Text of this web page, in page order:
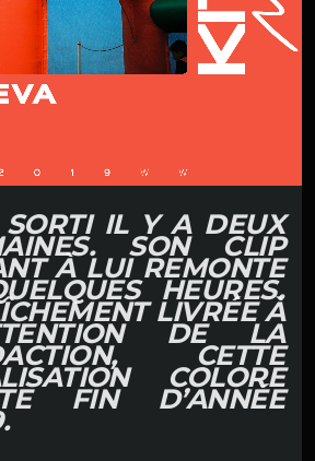
SORTI IL Y A DEUX
SON CLIP
À LUI REMONTE
HEURES.
LIVRÉE À
DE LA
CETTE
COLORE
FIN D’ANNÉE